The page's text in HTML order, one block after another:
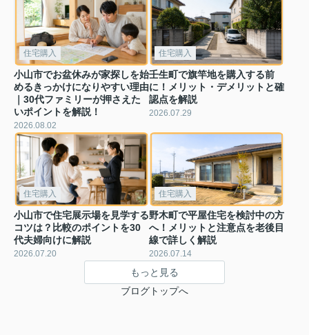
住宅購入
小山市でお盆休みが家探しを始
めるきっかけになりやすい理由
｜30代ファミリーが押さえた
いポイントを解説！
2026.08.02
住宅購入
壬生町で旗竿地を購入する前
に！メリット・デメリットと確
認点を解説
2026.07.29
住宅購入
小山市で住宅展示場を見学する
コツは？比較のポイントを30
代夫婦向けに解説
2026.07.20
住宅購入
野木町で平屋住宅を検討中の方
へ！メリットと注意点を老後目
線で詳しく解説
2026.07.14
もっと見る
ブログトップへ